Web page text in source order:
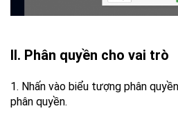
II. Phân quyền cho vai trò
1. Nhấn vào biểu tượng phân
phân quyền.